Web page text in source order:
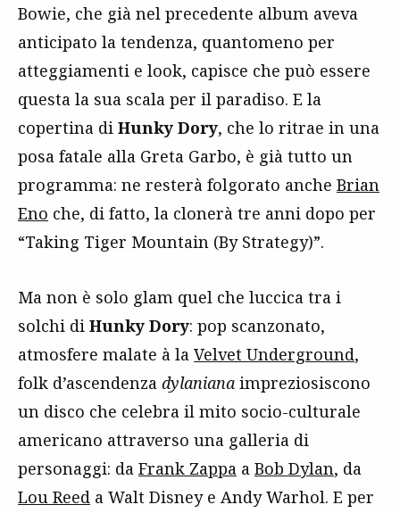
Bowie, che già nel precedente album aveva
anticipato la tendenza, quantomeno per
atteggiamenti e look, capisce che può essere
questa la sua scala per il paradiso. E la
copertina di Hunky Dory, che lo ritrae in una
posa fatale alla Greta Garbo, è già tutto un
programma: ne resterà folgorato anche Brian
Eno che, di fatto, la clonerà tre anni dopo per
“Taking Tiger Mountain (By Strategy)”.
Ma non è solo glam quel che luccica tra i
solchi di Hunky Dory: pop scanzonato,
atmosfere malate à la Velvet Underground,
folk d’ascendenza dylaniana impreziosiscono
un disco che celebra il mito socio-culturale
americano attraverso una galleria di
personaggi: da Frank Zappa a Bob Dylan, da
Lou Reed a Walt Disney e Andy Warhol. E per